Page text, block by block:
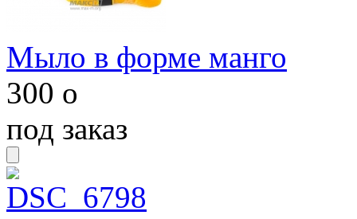
Мыло в форме манго
300 o
под заказ